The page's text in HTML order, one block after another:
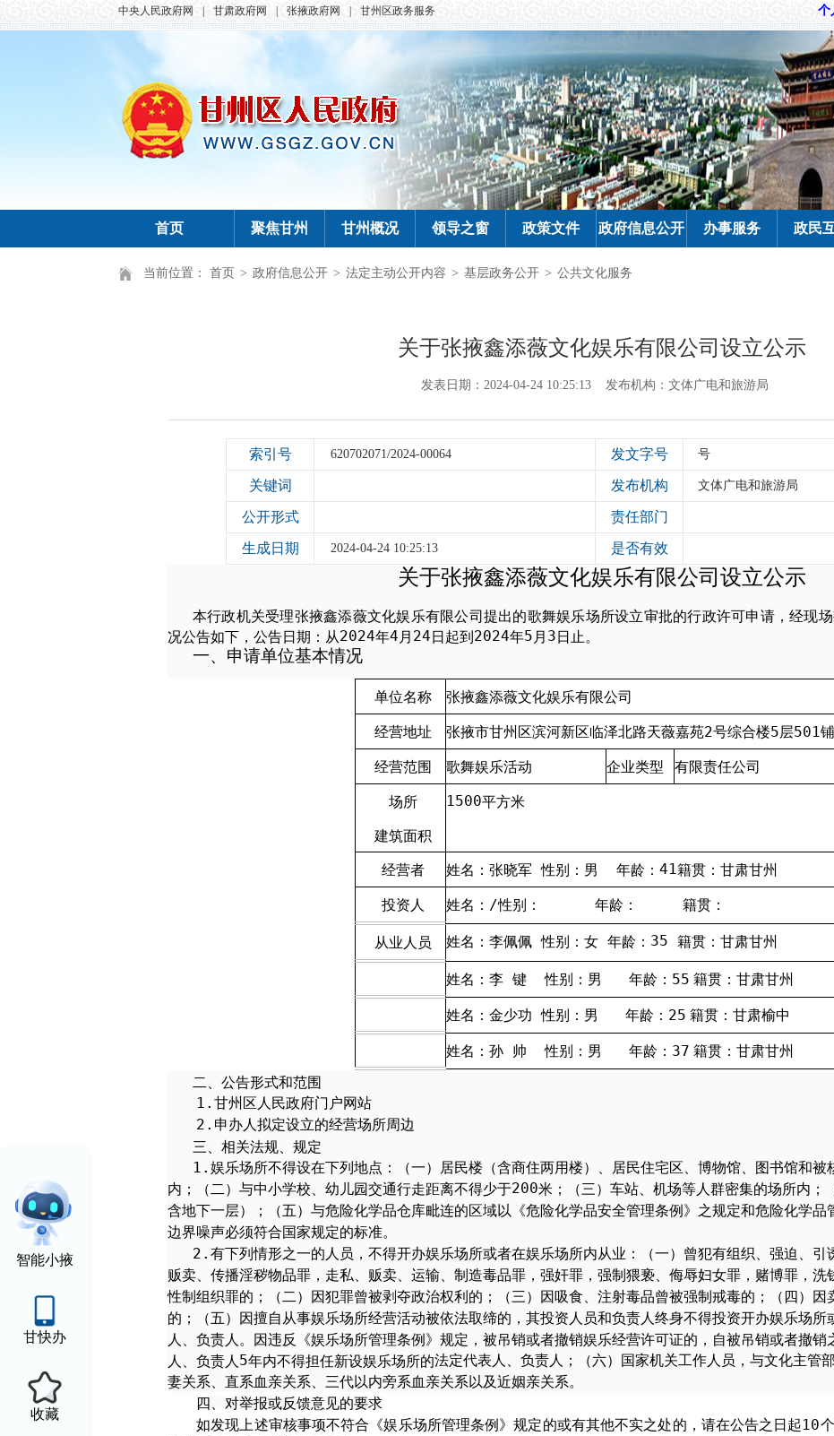
中央人民政府网 甘肃政府网 张掖政府网 甘州区政务服务 个
首页 聚焦甘州 甘州概况 领导之窗 政策文件 政府信息公开 办事服务 政民
智能小掖
甘快办
收藏
当前位置： 首页 > 政府信息公开 > 法定主动公开内容 > 基层政务公开 > 公共文化服务
关于张掖鑫添薇文化娱乐有限公司设立公示
发表日期：2024-04-24 10:25:13 发布机构：文体广电和旅游局
索引号 620702071/2024-00064 发文字号 号
关键词 发布机构 文体广电和旅游局
公开形式 责任部门
生成日期 2024-04-24 10:25:13 是否有效
关于张掖鑫添薇文化娱乐有限公司设立公示
本行政机关受理张掖鑫添薇文化娱乐有限公司提出的歌舞娱乐场所设立审批的行政许可申请，经现
况公告如下，公告日期：从2024年4月 24日起到2024年5月 3日止。
一、申请单位基本情况
单位名称 张掖鑫添薇文化娱乐有限公司
经营地址 张掖市甘州区滨河新区临泽北路天薇嘉苑2号综合楼5层501铺
经营范围 歌舞娱乐活动 企业类型 有限责任公司
场所
建筑面积
1500平方米
经营者 姓名：张晓军 性别：男 年龄： 41籍贯：甘肃甘州
投资人 姓名： /性别： 年龄： 籍贯：
从业人员 姓名：李佩佩 性别：女 年龄： 35 籍贯：甘肃甘州
姓名：李 键 性别：男 年龄： 55 籍贯：甘肃甘州
姓名：金少功 性别：男 年龄： 25 籍贯：甘肃榆中
姓名：孙 帅 性别：男 年龄： 37 籍贯：甘肃甘州
二、公告形式和范围
1.甘州区人民政府门户网站
2. 申办人拟定设立的经营场所周边
三、相关法规、规定
1. 娱乐场所不得设在下列地点：（一）居民楼（含商住两用楼）、居民住宅区、博物馆、图书馆和被
内；（二）与中小学校、幼儿园交通行走距离不得少于200米；（三）车站、机场等人群密集的场所内；
含地下一层）；（五）与危险化学品仓库毗连的区域以《危险化学品安全管理条例》之规定和危险化学品
边界噪声必须符合国家规定的标准。
2. 有下列情形之一的人员，不得开办娱乐场所或者在娱乐场所内从业：（一）曾犯有组织、强迫、引
贩卖、传播淫秽物品罪，走私、贩卖、运输、制造毒品罪，强奸罪，强制猥亵、侮辱妇女罪，赌博罪，洗
性制组织罪的；（二）因犯罪曾被剥夺政治权利的；（三）因吸食、注射毒品曾被强制戒毒的；（四）因
的；（五）因擅自从事娱乐场所经营活动被依法取缔的，其投资人员和负责人终身不得投资开办娱乐场所
人、负责人。因违反《娱乐场所管理条例》规定，被吊销或者撤销娱乐经营许可证的，自被吊销或者撤销
人、负责人5年内不得担任新设娱乐场所的法定代表人、负责人；（六）国家机关工作人员，与文化主管
妻关系、直系血亲关系、三代以内旁系血亲关系以及近姻亲关系。
四、对举报或反馈意见的要求
如发现上述审核事项不符合《娱乐场所管理条例》规定的或有其他不实之处的，请在公告之日起10